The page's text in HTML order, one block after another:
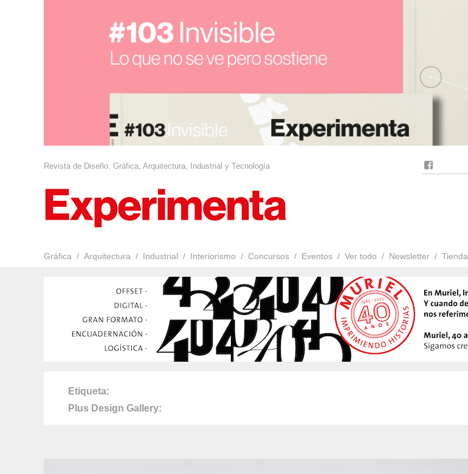
Revista de Diseño. Gráfica, Arquitectura, Industrial y Tecnología
Gráfica Arquitectura Industrial Interiorismo Concursos Eventos Ver todo Newsletter Tienda
Etiqueta
Plus Design Gallery